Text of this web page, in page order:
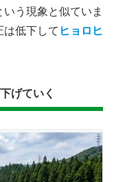
う現象と似ていま
は低下して ヒョロヒ
げていく